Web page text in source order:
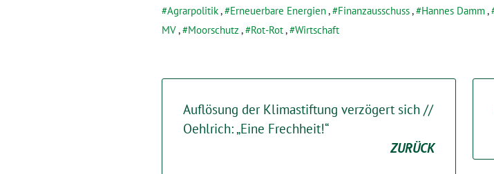
Agrarpolitik, Erneuerbare Energien, Finanzausschuss, Hannes Damm,
MV, Moorschutz , Rot-Rot, Wirtschaft
Auflösung der Klimastiftung verzögert sich //
Oehlrich: „Eine Frechheit!“
ZURÜCK